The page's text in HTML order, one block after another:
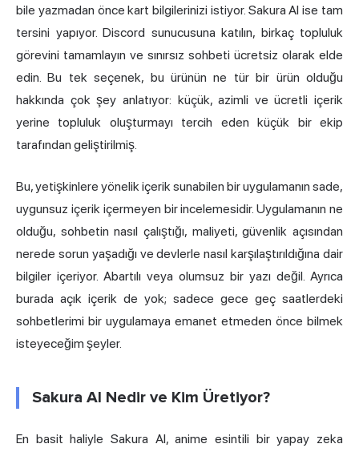
bile yazmadan önce kart bilgilerinizi istiyor. Sakura AI ise tam
tersini yapıyor. Discord sunucusuna katılın, birkaç topluluk
görevini tamamlayın ve sınırsız sohbeti ücretsiz olarak elde
edin. Bu tek seçenek, bu ürünün ne tür bir ürün olduğu
hakkında çok şey anlatıyor: küçük, azimli ve ücretli içerik
yerine topluluk oluşturmayı tercih eden küçük bir ekip
tarafından geliştirilmiş.
Bu, yetişkinlere yönelik içerik sunabilen bir uygulamanın sade,
uygunsuz içerik içermeyen bir incelemesidir. Uygulamanın ne
olduğu, sohbetin nasıl çalıştığı, maliyeti, güvenlik açısından
nerede sorun yaşadığı ve devlerle nasıl karşılaştırıldığına dair
bilgiler içeriyor. Abartılı veya olumsuz bir yazı değil. Ayrıca
burada açık içerik de yok; sadece gece geç saatlerdeki
sohbetlerimi bir uygulamaya emanet etmeden önce bilmek
isteyeceğim şeyler.
Sakura AI Nedir ve Kim Üretiyor?
En basit haliyle Sakura AI, anime esintili biryapay zeka